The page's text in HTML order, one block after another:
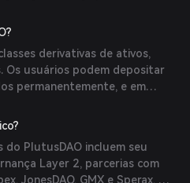
tornar o buraco negro de
com veTokens.
derivativas de ativos,
Os usuários podem depositar
permanentemente, e em
são derivativos líquidos dos
permite que os
do PlutusDAO incluem seu
Layer 2, parcerias com
JonesDAO, GMX e Sperax, e